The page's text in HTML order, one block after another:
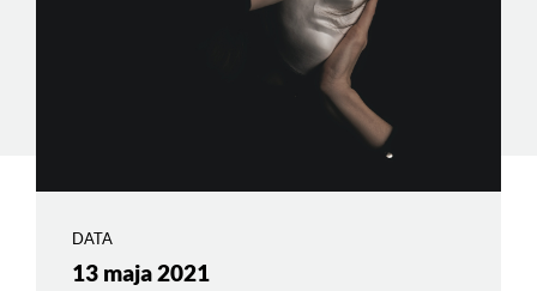
DATA
13 maja 2021